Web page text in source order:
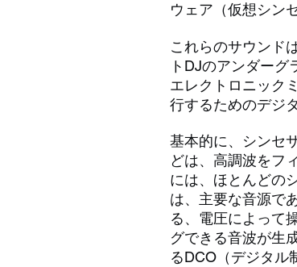
ウェア（仮想シン
これらのサウンド
トDJのアンダー
エレクトロニック
行するためのデジ
基本的に、シンセ
どは、高調波をフ
には、ほとんどの
は、主要な音源で
る、電圧によって
グできる音波が生
るDCO（デジタル